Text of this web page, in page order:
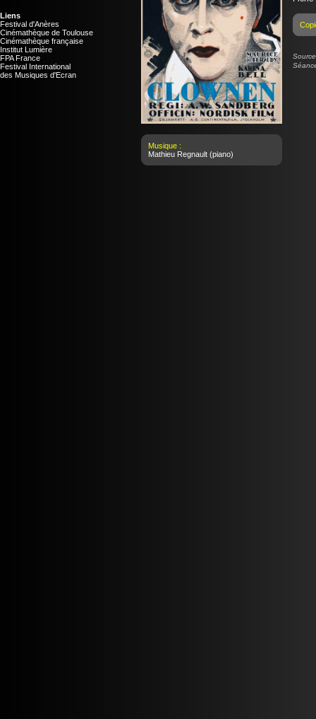
Liens
Festival d'Anères
Cinémathèque de Toulouse
Cinémathèque française
Institut Lumière
FPA France
Festival International
des Musiques d'Ecran
Musique :
Mathieu Regnault (piano)